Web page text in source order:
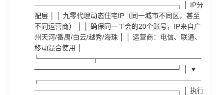
─────────────────────────────┐ │ IP分
配层 │ │ 九零代理动态住宅IP（同一城市不同区，甚至
不同运营商） │ │ 确保同一工会的20个账号，IP来自广
州天河/番禺/白云/越秀/海珠 │ │ 运营商：电信、联通、
移动混合使用 │
└───────────┬─────────────────────
─────────────────────────────┘ │ ▼
┌─────────────────────────────────
─────────────────────────────┐ │ 执行